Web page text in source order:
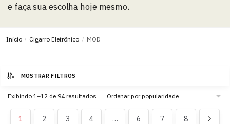
e faça sua escolha hoje mesmo.
Início / Cigarro Eletrônico / MOD
MOSTRAR FILTROS
Exibindo 1–12 de 94 resultados
1 2 3 4 … 6 7 8